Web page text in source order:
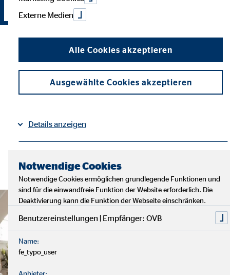
Kontakt aufnehmen
Externe Medien
Alle Cookies akzeptieren
Ausgewählte Cookies akzeptieren
Details anzeigen
Notwendige Cookies
Notwendige Cookies ermöglichen grundlegende Funktionen und
sind für die einwandfreie Funktion der Website erforderlich. Die
Deaktivierung kann die Funktion der Webseite einschränken.
Benutzereinstellungen | Empfänger: OVB
Name:
fe_typo_user
Anbieter: